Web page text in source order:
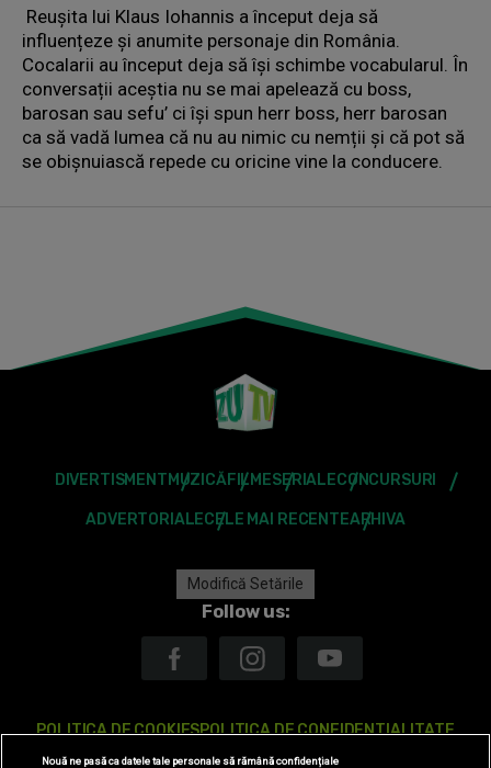
Reușita lui Klaus Iohannis a început deja să
influențeze și anumite personaje din România.
Cocalarii au început deja să își schimbe vocabularul. În
conversații aceștia nu se mai apelează cu boss,
barosan sau sefu’ ci își spun herr boss, herr barosan
ca să vadă lumea că nu au nimic cu nemții și că pot să
se obișnuiască repede cu oricine vine la conducere.
DIVERTISMENTMUZICĂFILMESERIALECONCURSURI
ADVERTORIALECELE MAI RECENTEARHIVA
Modifică Setările
Follow us:
POLITICA DE COOKIESPOLITICA DE CONFIDENTIALITATE
Nouă ne pasă ca datele tale personale să rămână confidențiale